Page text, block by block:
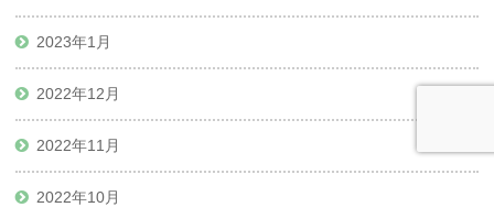
2023年1月
2022年12月
2022年11月
2022年10月